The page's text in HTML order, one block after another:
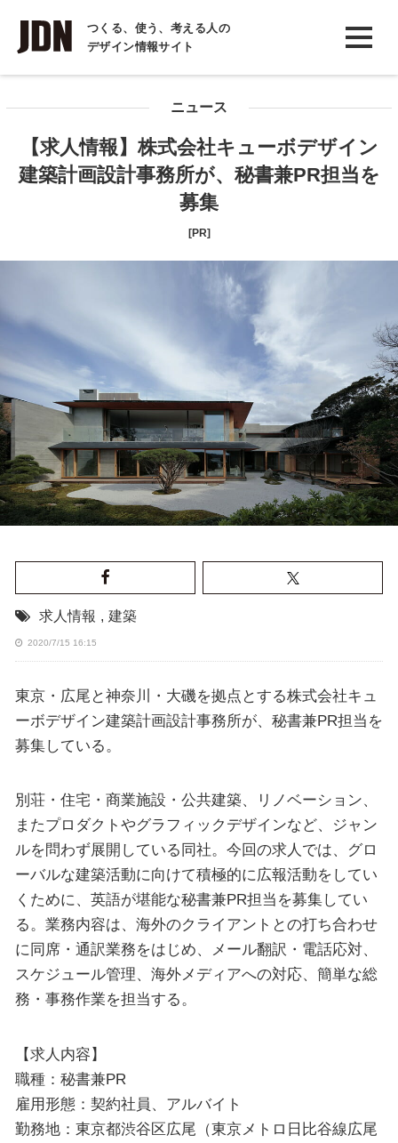
つくる、使う、考える人の
デザイン情報サイト
INTERVIEW
インタビュー
COLUMN
ニュース
【求人情報】株式会社キューボデザイン
建築計画設計事務所が、秘書兼PR担当を
募集
[PR]
求人情報 , 建築
2020/7/15 16:15
東京・広尾と神奈川・大磯を拠点とする株式会社キュ
ーボデザイン建築計画設計事務所が、秘書兼PR担当を
募集している。
別荘・住宅・商業施設・公共建築、リノベーション、
またプロダクトやグラフィックデザインなど、ジャン
ルを問わず展開している同社。今回の求人では、グロ
ーバルな建築活動に向けて積極的に広報活動をしてい
くために、英語が堪能な秘書兼PR担当を募集してい
る。業務内容は、海外のクライアントとの打ち合わせ
に同席・通訳業務をはじめ、メール翻訳・電話応対、
スケジュール管理、海外メディアへの対応、簡単な総
務・事務作業を担当する。
【求人内容】
職種：秘書兼PR
雇用形態：契約社員、アルバイト
勤務地：東京都渋谷区広尾（東京メトロ日比谷線広尾